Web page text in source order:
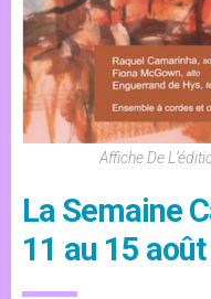
Affiche De
La Semaine
11 au 15 août